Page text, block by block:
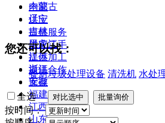
内蒙古
辽宁
吉林
黑龙江
江苏
浙江
安徽
福建
江西
山东
全部
供应
提供服务
供应二手
提供加工
提供合作
库存
您还可以找：
餐厨垃圾处理设备 清洗机 水处
全选
按时间：